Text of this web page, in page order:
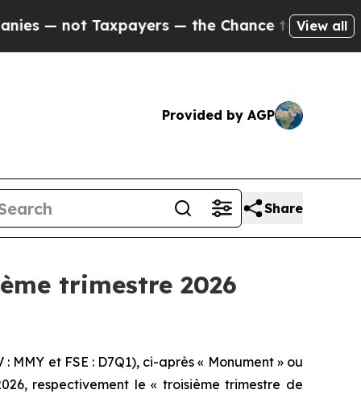
— the Chance to Cash in on Publicly
View all
Provided by AGP
Share
trimestre 2026
MMY et FSE : D7Q1), ci-après « Monument » ou
respectivement le « troisième trimestre de